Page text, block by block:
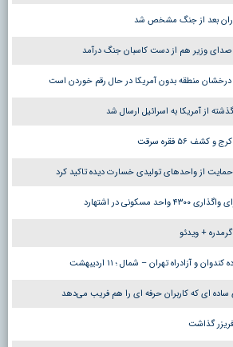
بعد از جنگ مشخص شد
صدای وزیر هم از دست کاسبان جنگ درآمد
درخشان منطقه بدون آمریکا در حال رقم خوردن است
۵۶ فقره سرقت
و حمایت از واحدهای تولیدی خسارت دیده تاکید کرد
مسکونی در اشتهارد
+ ویدئو
و آزادراه تهران – شمال ؛ ١١ اردیبهشت
ساده ای که کاربران حرفه ای را هم فریب می‌دهد
گذاشت